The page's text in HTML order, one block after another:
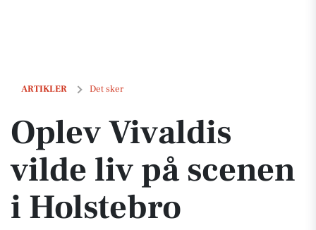
ARTIKLER Det sker
Oplev Vivaldis vilde liv på scenen i Holstebro
Oplev Vivaldis
vilde liv på scenen
i Holstebro